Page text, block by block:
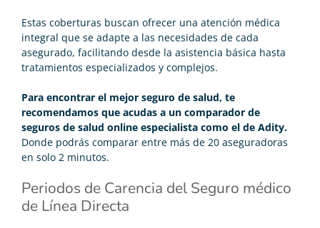
Estas coberturas buscan ofrecer una atención médica
integral que se adapte a las necesidades de cada
asegurado, facilitando desde la asistencia básica hasta
tratamientos especializados y complejos.
Para encontrar el mejor seguro de salud, te
recomendamos que acudas a un comparador de
seguros de salud online especialista como el de Adity.
Donde podrás comparar entre más de 20 aseguradoras
en solo 2 minutos.
Periodos de Carencia del Seguro médico
de Línea Directa